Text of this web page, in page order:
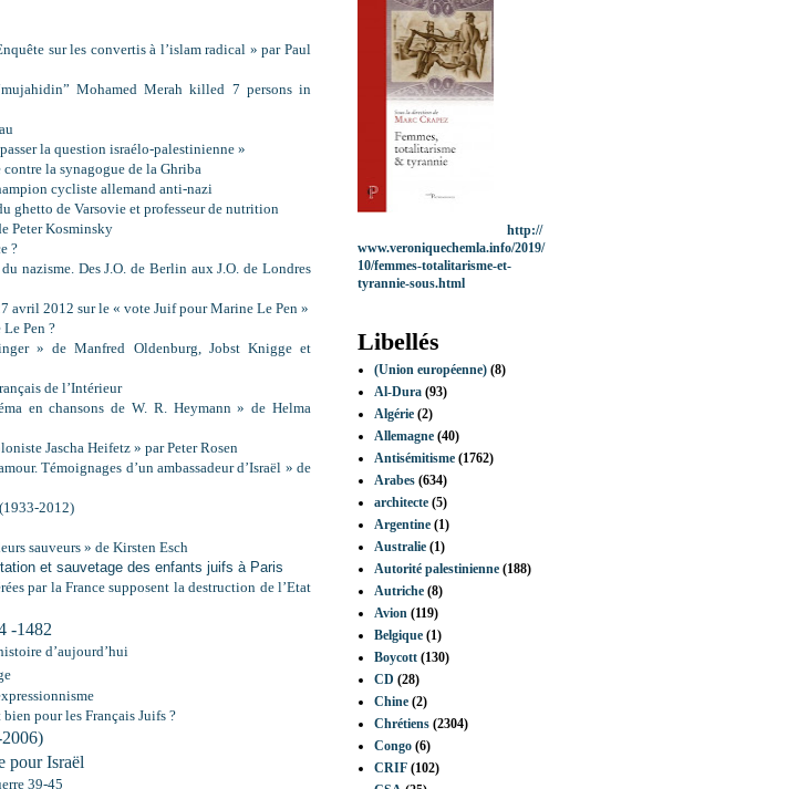
sur les convertis à l’islam radical » par Paul
Mohamed Merah killed 7 persons in
la question israélo-palestinienne »
la synagogue de la Ghriba
cycliste allemand anti-nazi
ghetto de Varsovie et professeur de nutrition
Peter Kosminsky
?
nazisme. Des J.O. de Berlin aux J.O. de Londres
avril 2012 sur le « vote Juif pour Marine Le Pen »
Pen ?
» de Manfred Oldenburg, Jobst Knigge et
de l’Intérieur
en chansons de W. R. Heymann » de Helma
Jascha Heifetz » par Peter Rosen
Témoignages d’un ambassadeur d’Israël » de
2012)
sauveurs » de Kirsten Esch
et sauvetage des enfants juifs à Paris
par la France supposent la destruction de l’Etat
-1482
d’aujourd’hui
pour les Français Juifs ?
pour Israël
39-45
http://
www.veroniquechemla.info/2019/
10/femmes-totalitarisme-et-
tyrannie-sous.html
Libellés
(Union européenne) (8)
Al-Dura (93)
Algérie (2)
Allemagne (40)
Antisémitisme (1762)
Arabes (634)
architecte (5)
Argentine (1)
Australie (1)
Autorité palestinienne (188)
Autriche (8)
Avion (119)
Belgique (1)
Boycott (130)
CD (28)
Chine (2)
Chrétiens (2304)
Congo (6)
CRIF (102)